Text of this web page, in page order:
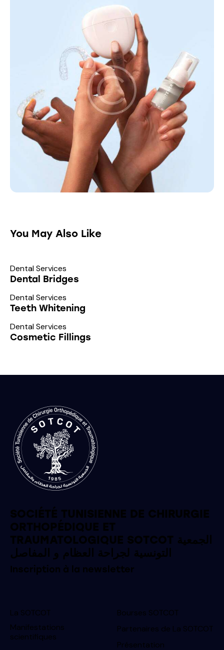
You May Also Like
Dental Services
Dental Bridges
Dental Services
Teeth Whitening
Dental Services
Cosmetic Fillings
SOCIÉTÉ TUNISIENNE DE CHIRURGIE
ORTHOPÉDIQUE ET
TRAUMATOLOGIQUE SOTCOT الجمعية
التونسية لجراحة العظام و المفاصل
Inscription à la newsletter
La SOTCOT
Manifestations
scientifiques
Bourses SOTCOT
Partenaires de La SOTCOT
Présentation